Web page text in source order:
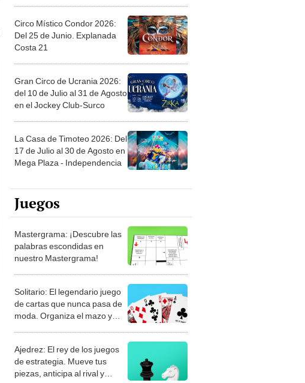
Circo Místico Condor 2026:
Del 25 de Junio. Explanada
Costa 21
Gran Circo de Ucrania 2026:
del 10 de Julio al 31 de Agosto
en el Jockey Club-Surco
La Casa de Timoteo 2026: Del
17 de Julio al 30 de Agosto en
Mega Plaza - Independencia
Juegos
Mastergrama: ¡Descubre las
palabras escondidas en
nuestro Mastergrama!
Solitario: El legendario juego
de cartas que nunca pasa de
moda. Organiza el mazo y
Ajedrez: El rey de los juegos
de estrategia. Mueve tus
piezas, anticipa al rival y